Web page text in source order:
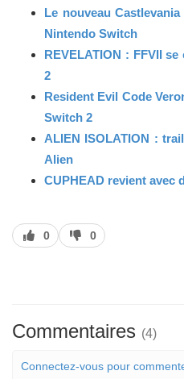
Le nouveau
Nintendo Switch
REVELATION : FFVII
2
Resident Evil Code
Switch 2
ALIEN ISOLATION :
Alien
CUPHEAD revient avec
J’aime
0
J’aime
pas
0
Commentaires (4)
Connectez-vous pour